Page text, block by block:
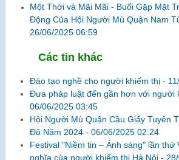
Một Thời và Mãi Mãi - Buổi Gặp Mặt
Động Của Hội Người Mù Quận Nam
26/06/2025 06:59
Các tin khác
Đào tạo nghề cho người khiếm thị -
Đưa pháp luật đến gần hơn với người
06/06/2025 03:45
Hội Người Mù Quận Cầu Giấy Tuyên
Đô Năm 2024 - 06/06/2025 02:24
Festival "Niềm tin – Ánh sáng" lần thứ
nghĩa của người khiếm thị Hà Nội -